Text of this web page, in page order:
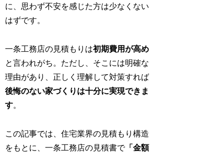
に、思わず不安を感じた方は少なくない
はずです。
一条工務店の見積もりは初期費用が高め
と言われがち。ただし、そこには明確な
理由があり、正しく理解して対策すれば
後悔のない家づくりは十分に実現できま
す。
この記事では、住宅業界の見積もり構造
をもとに、一条工務店の見積書で「金額